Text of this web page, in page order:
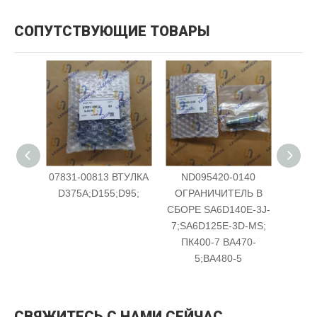
СОПУТСТВУЮЩИЕ ТОВАРЫ
07831-00813 ВТУЛКА
D375A;D155;D95;
ND095420-0140
ОГРАНИЧИТЕЛЬ В
СБОРЕ SA6D140E-3J-
7;SA6D125E-3D-MS;
ПК400-7 ВА470-
5;ВА480-5